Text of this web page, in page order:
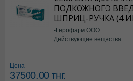
ПОДКОЖНОГО
ШПРИЦ-РУЧКА (4
-Герофарм ООО
Действующие вещества:
Цена
37500.00тнг.